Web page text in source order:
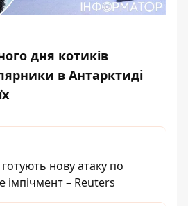
дня котиків
в Антарктиді
нову атаку по
імпічмент – Reuters